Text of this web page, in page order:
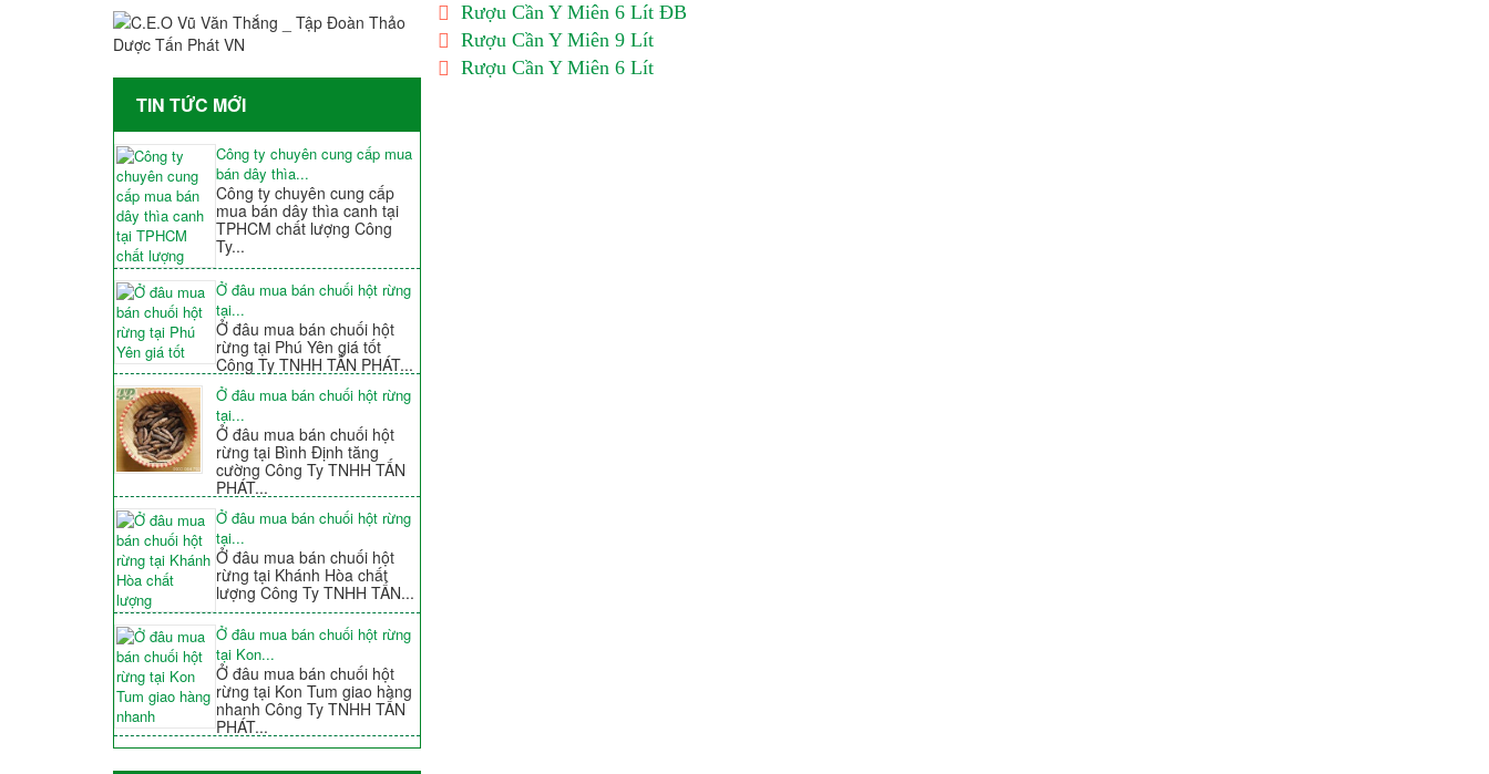
TIN TỨC MỚI
Công ty chuyên cung cấp mua
bán dây thìa...
Công ty chuyên cung cấp
mua bán dây thìa canh tại
TPHCM chất lượng Công
Ty...
Ở đâu mua bán chuối hột rừng
tại...
Ở đâu mua bán chuối hột
rừng tại Phú Yên giá tốt
Công Ty TNHH TẤN PHÁT...
Ở đâu mua bán chuối hột rừng
tại...
Ở đâu mua bán chuối hột
rừng tại Bình Định tăng
cường Công Ty TNHH TẤN
PHÁT...
Ở đâu mua bán chuối hột rừng
tại...
Ở đâu mua bán chuối hột
rừng tại Khánh Hòa chất
lượng Công Ty TNHH TẤN...
Ở đâu mua bán chuối hột rừng
tại Kon...
Ở đâu mua bán chuối hột
rừng tại Kon Tum giao hàng
nhanh Công Ty TNHH TẤN
PHÁT...
Rượu Cần Y Miên 6 Lít ĐB
Rượu Cần Y Miên 9 Lít
Rượu Cần Y Miên 6 Lít